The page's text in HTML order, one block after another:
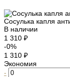
Сосулька капля
В наличии
1 310 ₽
-0%
1 310 ₽
Экономия
-